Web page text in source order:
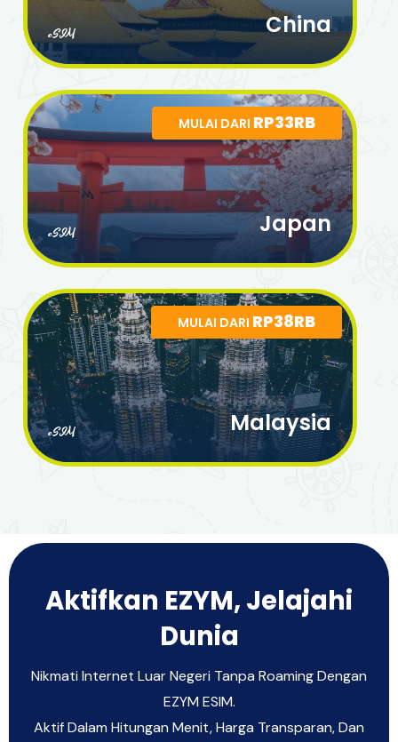
eSIM China
MULAI DARI RP33RB
eSIM Japan
MULAI DARI RP38RB
eSIM Malaysia
Aktifkan EZYM, Jelajahi
Dunia
Nikmati Internet Luar Negeri Tanpa Roaming Dengan
EZYM ESIM.
Aktif Dalam Hitungan Menit, Harga Transparan, Dan